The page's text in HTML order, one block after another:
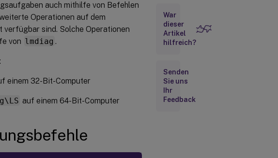
auch mithilfe von Befehlen
Operationen auf dem
verfügbar sind. Solche Operationen
von lmdiag .
einem 32-Bit-Computer
auf einem 64-Bit-Computer
Diagnose
von
Checkout-
Daemons
stoppen
(lmdown)
War
dieser
Artikel
hilfreich?
Senden
Sie uns
Ihr
Feedback